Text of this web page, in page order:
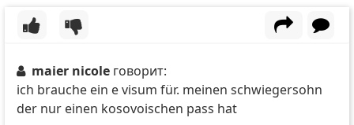
maier nicole говорит:
ich brauche ein e visum für. meinen schwiegersohn
der nur einen kosovoischen pass hat